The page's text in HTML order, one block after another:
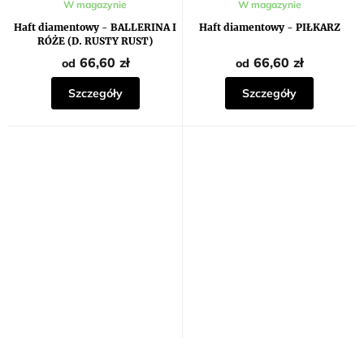
Haft diamentowy - BALLERINA I
RÓŻE (D. RUSTY RUST)
W magazynie
od 66,60 zł
Szczegóły
Haft diamentowy - PIŁKARZ
W magazynie
od 66,60 zł
Szczegóły